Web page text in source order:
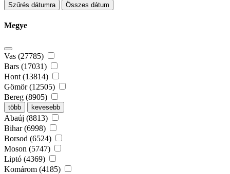
Szűrés dátumra Összes dátum
Megye
Vas (27785)
Bars (17031)
Hont (13814)
Gömör (12505)
Bereg (8905)
több kevesebb
Abaúj (8813)
Bihar (6998)
Borsod (6524)
Moson (5747)
Liptó (4369)
Komárom (4185)